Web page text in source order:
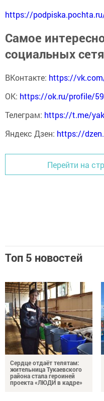
https://
Самое
социальных
ВКонтакте: https://
ОК: https://ok.ru/profile/
Телеграм: https://t.me/
Яндекс Дзен: https://
Перейти на
Топ 5 новостей
Сердце отдаёт телятам:
жительница Тукаевского
района стала героиней
проекта «ЛЮДИ в кадре»